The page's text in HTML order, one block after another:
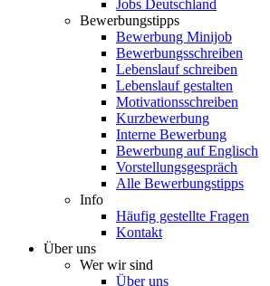
Jobs Deutschland
Bewerbungstipps
Bewerbung Minijob
Bewerbungsschreiben
Lebenslauf schreiben
Lebenslauf gestalten
Motivationsschreiben
Kurzbewerbung
Interne Bewerbung
Bewerbung auf Englisch
Vorstellungsgespräch
Alle Bewerbungstipps
Info
Häufig gestellte Fragen
Kontakt
Über uns
Wer wir sind
Über uns